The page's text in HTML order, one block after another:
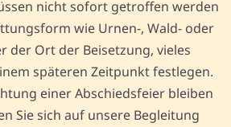
nicht sofort getroffen werden
wie Urnen-, Wald- oder
der Ort der Beisetzung, vieles
späteren Zeitpunkt festlegen.
einer Abschiedsfeier bleiben
Sie sich auf unsere Begleitung